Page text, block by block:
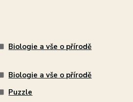
Biologie a vše o přírodě
Biologie a vše o přírodě
Puzzle